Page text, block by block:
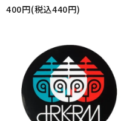
400円(税込440円)